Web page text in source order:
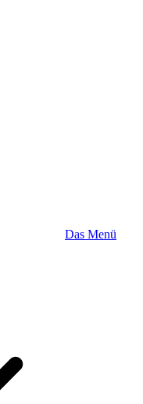
Das Menü